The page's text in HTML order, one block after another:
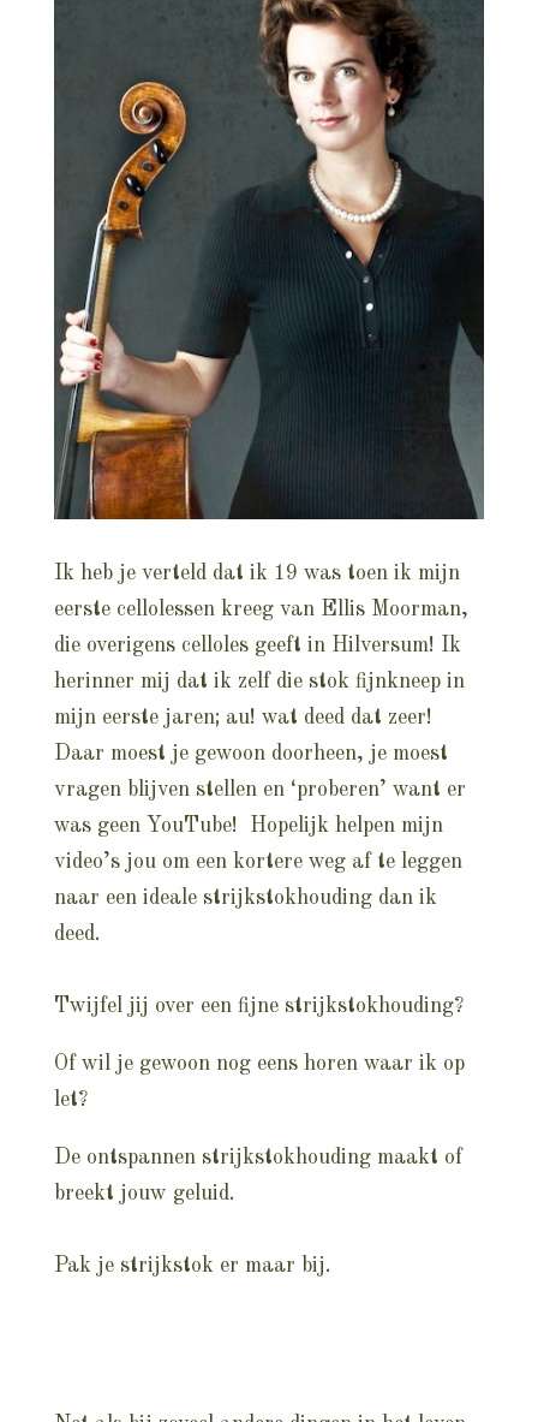
Ik heb je verteld dat ik 19 was toen ik mijn
eerste cellolessen kreeg van Ellis Moorman,
die overigens celloles geeft in Hilversum! Ik
herinner mij dat ik zelf die stok fijnkneep in
mijn eerste jaren; au! wat deed dat zeer!
Daar moest je gewoon doorheen, je moest
vragen blijven stellen en ‘proberen’ want er
was geen YouTube! Hopelijk helpen mijn
video’s jou om een kortere weg af te leggen
naar een ideale strijkstokhouding dan ik
deed.
Twijfel jij over een fijne strijkstokhouding?
Of wil je gewoon nog eens horen waar ik op
let?
De ontspannen strijkstokhouding maakt of
breekt jouw geluid.
Pak je strijkstok er maar bij.